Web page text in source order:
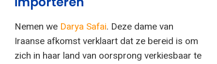
Nemen we Darya Safai. Deze dame van
Iraanse afkomst verklaart dat ze bereid is om
zich in haar land van oorsprong verkiesbaar te